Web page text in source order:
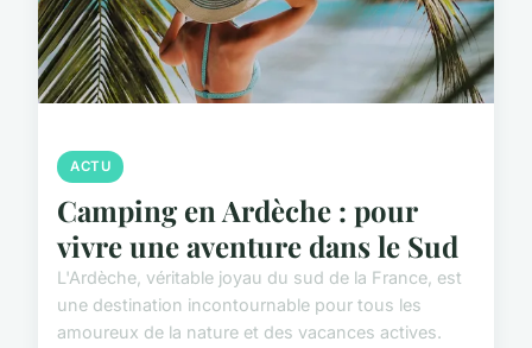
ACTU
Camping en Ardèche : pour
vivre une aventure dans le Sud
L'Ardèche, véritable joyau du sud de la France, est
une destination incontournable pour tous les
amoureux de la nature et des vacances actives.